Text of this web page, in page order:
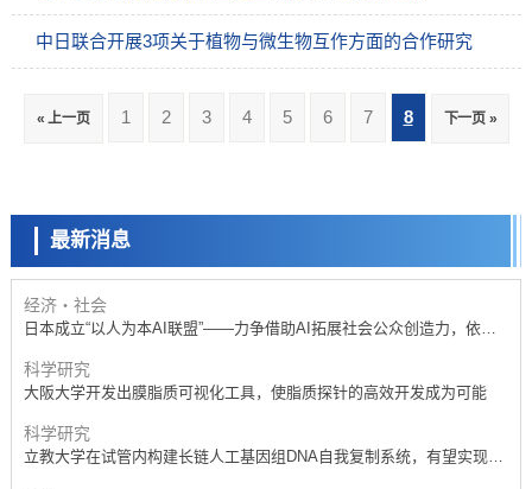
中日联合开展3项关于植物与微生物互作方面的合作研究
« 上一页 1 2 3 4 5 6 7 8 下一页 »
最新消息
政策
科学研究
开发出300亿年仅误差1秒的光晶格钟，构建网络将其打造为下一代社会
基础设施
经济・社会
日本成立“以人为本AI联盟”——力争借助AI拓展社会公众创造力，依托
科学研究
大阪大学开发出膜脂质可视化工具，使脂质探针的高效开发成为可能
科学研究
立教大学在试管内构建长链人工基因组DNA自我复制系统，有望实现携